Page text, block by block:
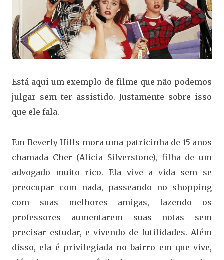
Está aqui um exemplo de filme que não podemos
julgar sem ter assistido. Justamente sobre isso
que ele fala.
Em Beverly Hills mora uma patricinha de 15 anos
chamada Cher (Alicia Silverstone), filha de um
advogado muito rico. Ela vive a vida sem se
preocupar com nada, passeando no shopping
com suas melhores amigas, fazendo os
professores aumentarem suas notas sem
precisar estudar, e vivendo de futilidades. Além
disso, ela é privilegiada no bairro em que vive,